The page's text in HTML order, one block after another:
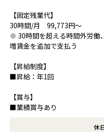
【固定残業代】
30時間/月 99,773円～
※ 30時間を超える時間外労働
増賃金を追加で支払う
【昇給制度】
■昇給：年1回
【賞与】
■業績賞与あり
休